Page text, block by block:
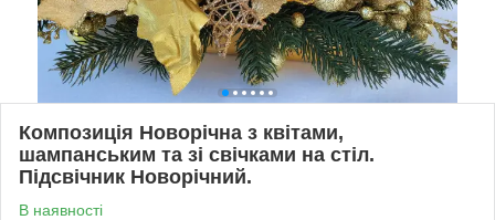
Композиція Новорічна з квітами,
шампанським та зі свічками на стіл.
Підсвічник Новорічний.
В наявності